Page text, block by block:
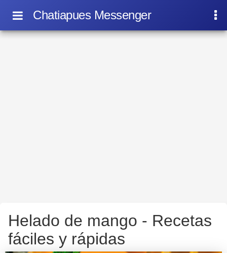
Chatiapues Messenger
Helado de mango - Recetas
fáciles y rápidas